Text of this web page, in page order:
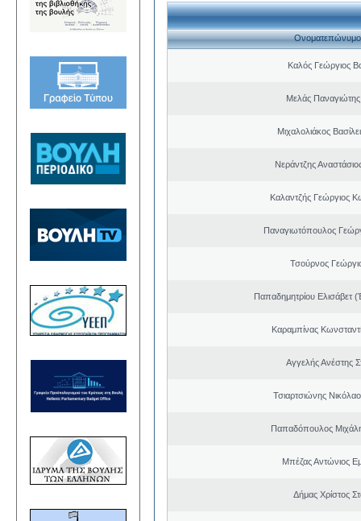
Ονοματεπώνυμο
Καλός Γεώργιος
Μελάς
Μιχαλολιάκος
Νεράντζης
Καλαντζής Γεώργιος
Παναγιωτόπουλος
Τσούρνος
Παπαδημητρίου Ελισάβετ
Καραμπίνας
Αγγελής Ανέστης
Τσιαρτσιώνης
Παπαδόπουλος
Μπέζας Αντώνιος
Δήμας Χρίστος